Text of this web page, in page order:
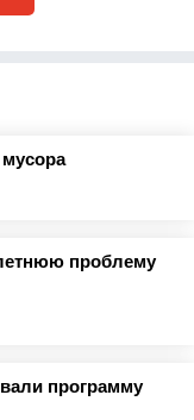
проблему
программу